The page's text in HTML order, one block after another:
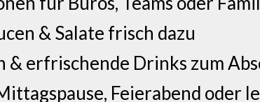
& Salate frisch dazu
& erfrischende Drinks zum
Feierabend oder